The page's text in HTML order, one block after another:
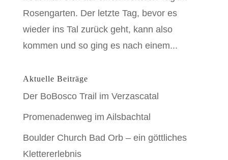
Rosengarten. Der letzte Tag, bevor es
wieder ins Tal zurück geht, kann also
kommen und so ging es nach einem...
Aktuelle Beiträge
Der BoBosco Trail im Verzascatal
Promenadenweg im Ailsbachtal
Boulder Church Bad Orb – ein göttliches
Klettererlebnis